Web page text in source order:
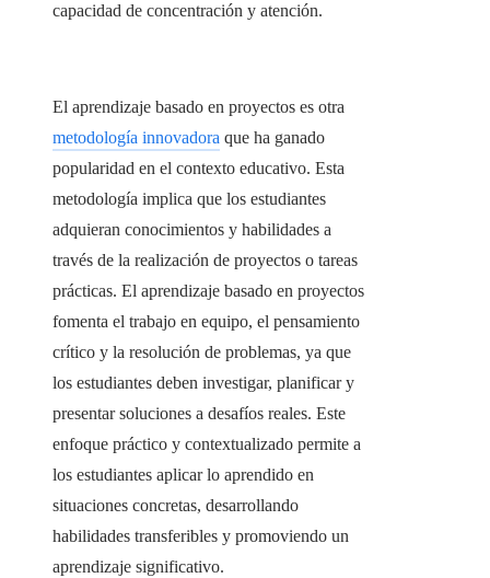
capacidad de concentración y atención.
El aprendizaje basado en proyectos es otra
metodología innovadora que ha ganado
popularidad en el contexto educativo. Esta
metodología implica que los estudiantes
adquieran conocimientos y habilidades a
través de la realización de proyectos o tareas
prácticas. El aprendizaje basado en proyectos
fomenta el trabajo en equipo, el pensamiento
crítico y la resolución de problemas, ya que
los estudiantes deben investigar, planificar y
presentar soluciones a desafíos reales. Este
enfoque práctico y contextualizado permite a
los estudiantes aplicar lo aprendido en
situaciones concretas, desarrollando
habilidades transferibles y promoviendo un
aprendizaje significativo.